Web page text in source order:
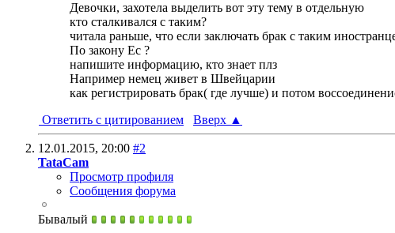
Девочки, захотела выделить вот эту тему в отдельную
кто сталкивался с таким?
читала раньше, что если заключать брак с таким
По закону Ес ?
напишите информацию, кто знает плз
Например немец живет в Швейцарии
как регистрировать брак( где лучше) и потом
Ответить с цитированием
Вверх ▲
12.01.2015, 20:00 #2
TataCam
Просмотр профиля
Сообщения форума
Бывалый